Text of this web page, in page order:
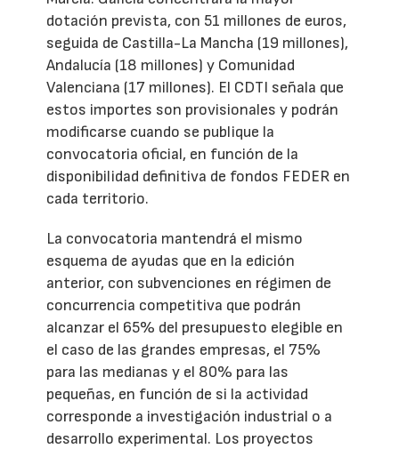
dotación prevista, con 51 millones de euros,
seguida de Castilla-La Mancha (19 millones),
Andalucía (18 millones) y Comunidad
Valenciana (17 millones). El CDTI señala que
estos importes son provisionales y podrán
modificarse cuando se publique la
convocatoria oficial, en función de la
disponibilidad definitiva de fondos FEDER en
cada territorio.
La convocatoria mantendrá el mismo
esquema de ayudas que en la edición
anterior, con subvenciones en régimen de
concurrencia competitiva que podrán
alcanzar el 65% del presupuesto elegible en
el caso de las grandes empresas, el 75%
para las medianas y el 80% para las
pequeñas, en función de si la actividad
corresponde a investigación industrial o a
desarrollo experimental. Los proyectos